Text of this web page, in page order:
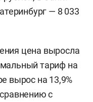
— 8 033
цена выросла
тариф на
вырос на 13,9%
с